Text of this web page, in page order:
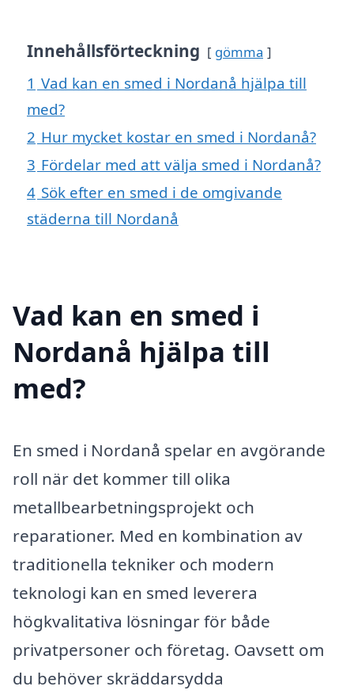
Innehållsförteckning gömma
1 Vad kan en smed i Nordanå hjälpa till
med?
2 Hur mycket kostar en smed i Nordanå?
3 Fördelar med att välja smed i Nordanå?
4 Sök efter en smed i de omgivande
städerna till Nordanå
Vad kan en smed i
Nordanå hjälpa till
med?
En smed i Nordanå spelar en avgörande
roll när det kommer till olika
metallbearbetningsprojekt och
reparationer. Med en kombination av
traditionella tekniker och modern
teknologi kan en smed leverera
högkvalitativa lösningar för både
privatpersoner och företag. Oavsett om
du behöver skräddarsydda